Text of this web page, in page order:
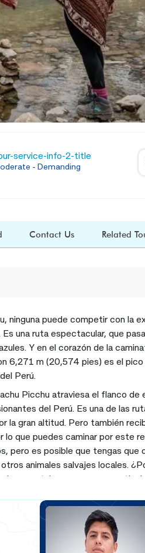
service-info-2-title
- Demanding
Contact Us Related
ninguna puede competir con la
una ruta espectacular, que
Y en el corazón de la
6,271 m (20,574 pies) es el
Perú.
Picchu atraviesa el flanco de
del Perú. Es una de las
la gran altitud. Pero también
lo que puedes caminar por este
pero es posible que tengas que
animales salvajes locales.
y octubre son meses